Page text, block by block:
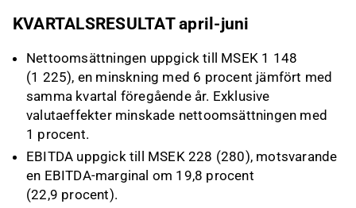
KVARTALSRESULTAT april-juni
Nettoomsättningen uppgick till MSEK 1 148
(1 225), en minskning med 6 procent jämfört med
samma kvartal föregående år. Exklusive
valutaeffekter minskade nettoomsättningen med
1 procent.
EBITDA uppgick till MSEK 228 (280), motsvarande
en EBITDA-marginal om 19,8 procent
(22,9 procent).